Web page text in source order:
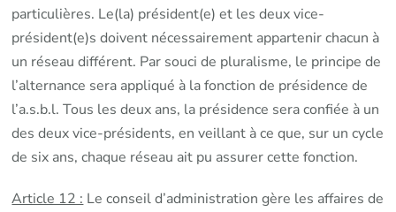
particulières. Le(la) président(e) et les deux vice-
président(e)s doivent nécessairement appartenir chacun à
un réseau différent. Par souci de pluralisme, le principe de
l’alternance sera appliqué à la fonction de présidence de
l’a.s.b.l. Tous les deux ans, la présidence sera confiée à un
des deux vice-présidents, en veillant à ce que, sur un cycle
de six ans, chaque réseau ait pu assurer cette fonction.
Article 12 : Le conseil d’administration gère les affaires de